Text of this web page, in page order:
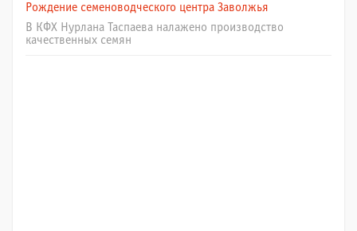
Рождение семеноводческого центра Заволжья
В КФХ Нурлана Таспаева налажено производство
качественных семян